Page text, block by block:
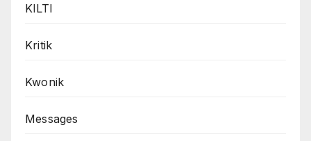
KILTI
Kritik
Kwonik
Messages